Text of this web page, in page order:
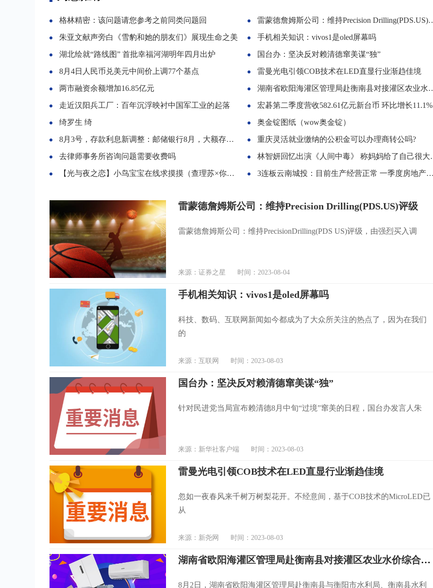
格林精密：该问题请您参考之前同类问题回
朱亚文献声旁白《雪豹和她的朋友们》展现生命之美
湖北绘就“路线图” 首批幸福河湖明年四月出炉
8月4日人民币兑美元中间价上调77个基点
两市融资余额增加16.85亿元
走近汉阳兵工厂：百年沉浮映衬中国军工业的起落
绮罗生 绮
8月3号，存款利息新调整：邮储银行8月，大额存单最新利率表。
去律师事务所咨询问题需要收费吗
【光与夜之恋】小鸟宝宝在线求摸摸（查理苏×你）小甜文
雷蒙德詹姆斯公司：维持Precision Drilling(PDS.US)评级
手机相关知识：vivos1是oled屏幕吗
国台办：坚决反对赖清德窜美谋“独”
雷曼光电引领COB技术在LED直显行业渐趋佳境
湖南省欧阳海灌区管理局赴衡南县对接灌区农业水价综合改革试点选取工作
宏碁第二季度营收582.61亿元新台币 环比增长11.1%
奥金锭图纸（wow奥金锭）
重庆灵活就业缴纳的公积金可以办理商转公吗?
林智妍回忆出演《人间中毒》 称妈妈给了自己很大力量
3连板云南城投：目前生产经营正常 一季度房地产业务收入仅占总体收入的1.31%
雷蒙德詹姆斯公司：维持Precision Drilling(PDS.US)评级
雷蒙德詹姆斯公司：维持PrecisionDrilling(PDS US)评级，由强烈买入调
来源：证券之星 时间：2023-08-04
手机相关知识：vivos1是oled屏幕吗
科技、数码、互联网新闻如今都成为了大众所关注的热点了，因为在我们
的
来源：互联网 时间：2023-08-03
国台办：坚决反对赖清德窜美谋“独”
针对民进党当局宣布赖清德8月中旬“过境”窜美的日程，国台办发言人朱
来源：新华社客户端 时间：2023-08-03
雷曼光电引领COB技术在LED直显行业渐趋佳境
忽如一夜春风来千树万树梨花开。不经意间，基于COB技术的MicroLED已
从
来源：新尧网 时间：2023-08-03
湖南省欧阳海灌区管理局赴衡南县对接灌区农业水价综合改革试点选取工作
8月2日，湖南省欧阳海灌区管理局赴衡南县与衡阳市水利局、衡南县水利